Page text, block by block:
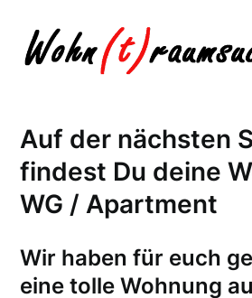
content
Auf der nächsten
findest Du deine
WG / Apartment
Wir haben für euch
eine tolle Wohnung